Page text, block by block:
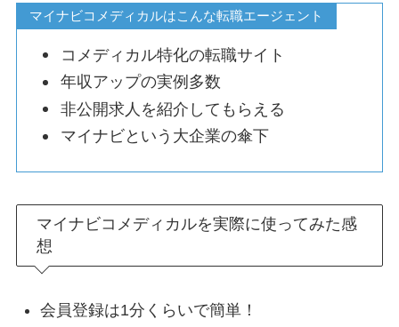
マイナビコメディカルはこんな転職エージェント
コメディカル特化の転職サイト
年収アップの実例多数
非公開求人を紹介してもらえる
マイナビという大企業の傘下
マイナビコメディカルを実際に使ってみた感
想
会員登録は1分くらいで簡単！